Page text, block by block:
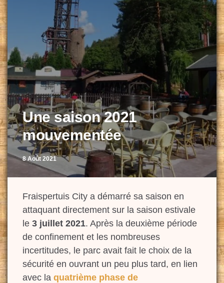
Une saison 2021
mouvementée
8 Août 2021
Fraispertuis City a démarré sa saison en
attaquant directement sur la saison estivale
le 3 juillet 2021. Après la deuxième période
de confinement et les nombreuses
incertitudes, le parc avait fait le choix de la
sécurité en ouvrant un peu plus tard, en lien
avec la quatrième phase de